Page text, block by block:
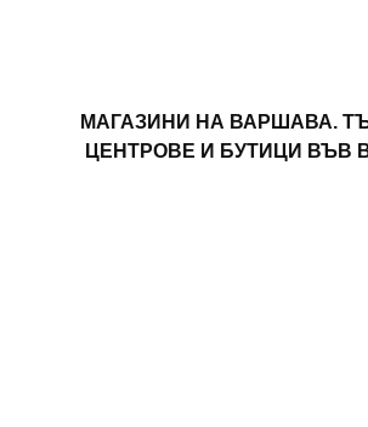
МАГАЗИНИ НА ВАРШАВА.
ЦЕНТРОВЕ И БУТИЦИ ВЪВ